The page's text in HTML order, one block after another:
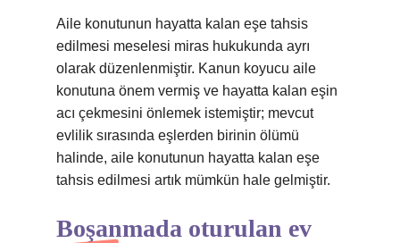
Aile konutunun hayatta kalan eşe tahsis
edilmesi meselesi miras hukukunda ayrı
olarak düzenlenmiştir. Kanun koyucu aile
konutuna önem vermiş ve hayatta kalan eşin
acı çekmesini önlemek istemiştir; mevcut
evlilik sırasında eşlerden birinin ölümü
halinde, aile konutunun hayatta kalan eşe
tahsis edilmesi artık mümkün hale gelmiştir.
Boşanmada oturulan ev